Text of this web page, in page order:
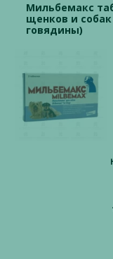
Мильбемакс
щенков и
говядины)